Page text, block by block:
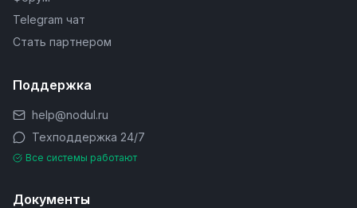
Telegram чат
Стать партнером
Поддержка
help@nodul.ru
Техподдержка 24/7
Все системы работают
Документы